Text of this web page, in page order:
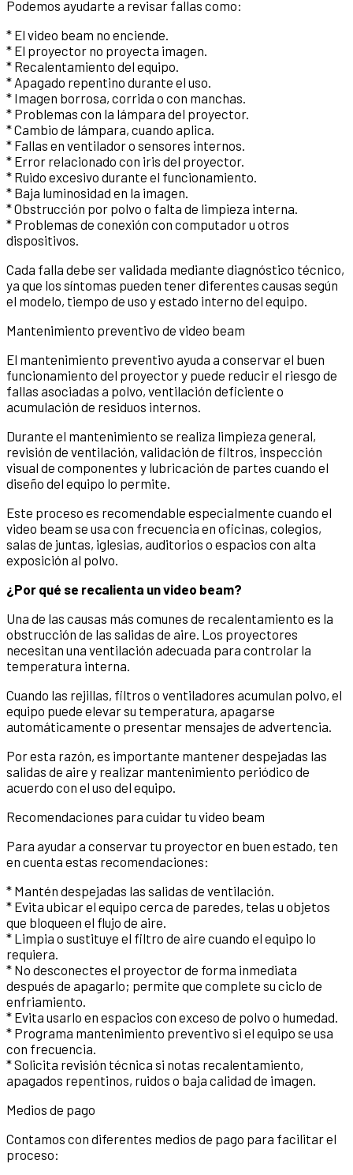
Podemos ayudarte a revisar fallas como:
* El video beam no enciende.
* El proyector no proyecta imagen.
* Recalentamiento del equipo.
* Apagado repentino durante el uso.
* Imagen borrosa, corrida o con manchas.
* Problemas con la lámpara del proyector.
* Cambio de lámpara, cuando aplica.
* Fallas en ventilador o sensores internos.
* Error relacionado con iris del proyector.
* Ruido excesivo durante el funcionamiento.
* Baja luminosidad en la imagen.
* Obstrucción por polvo o falta de limpieza interna.
* Problemas de conexión con computador u otros
dispositivos.
Cada falla debe ser validada mediante diagnóstico técnico,
ya que los síntomas pueden tener diferentes causas según
el modelo, tiempo de uso y estado interno del equipo.
Mantenimiento preventivo de video beam
El mantenimiento preventivo ayuda a conservar el buen
funcionamiento del proyector y puede reducir el riesgo de
fallas asociadas a polvo, ventilación deficiente o
acumulación de residuos internos.
Durante el mantenimiento se realiza limpieza general,
revisión de ventilación, validación de filtros, inspección
visual de componentes y lubricación de partes cuando el
diseño del equipo lo permite.
Este proceso es recomendable especialmente cuando el
video beam se usa con frecuencia en oficinas, colegios,
salas de juntas, iglesias, auditorios o espacios con alta
exposición al polvo.
¿Por qué se recalienta un video beam?
Una de las causas más comunes de recalentamiento es la
obstrucción de las salidas de aire. Los proyectores
necesitan una ventilación adecuada para controlar la
temperatura interna.
Cuando las rejillas, filtros o ventiladores acumulan polvo, el
equipo puede elevar su temperatura, apagarse
automáticamente o presentar mensajes de advertencia.
Por esta razón, es importante mantener despejadas las
salidas de aire y realizar mantenimiento periódico de
acuerdo con el uso del equipo.
Recomendaciones para cuidar tu video beam
Para ayudar a conservar tu proyector en buen estado, ten
en cuenta estas recomendaciones:
* Mantén despejadas las salidas de ventilación.
* Evita ubicar el equipo cerca de paredes, telas u objetos
que bloqueen el flujo de aire.
* Limpia o sustituye el filtro de aire cuando el equipo lo
requiera.
* No desconectes el proyector de forma inmediata
después de apagarlo; permite que complete su ciclo de
enfriamiento.
* Evita usarlo en espacios con exceso de polvo o humedad.
* Programa mantenimiento preventivo si el equipo se usa
con frecuencia.
* Solicita revisión técnica si notas recalentamiento,
apagados repentinos, ruidos o baja calidad de imagen.
Medios de pago
Contamos con diferentes medios de pago para facilitar el
proceso: